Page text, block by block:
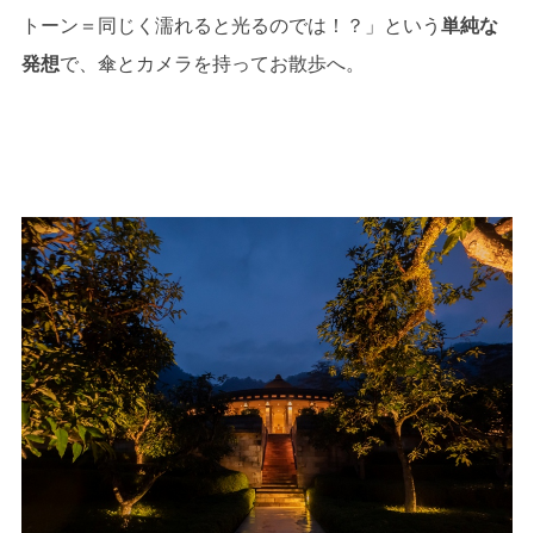
トーン＝同じく濡れると光るのでは！？」という単純な
発想で、傘とカメラを持ってお散歩へ。